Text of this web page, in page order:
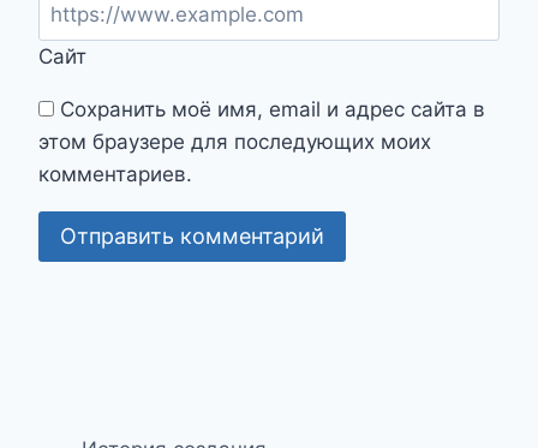
Сайт
Сохранить моё имя, email и адрес сайта в
этом браузере для последующих моих
комментариев.